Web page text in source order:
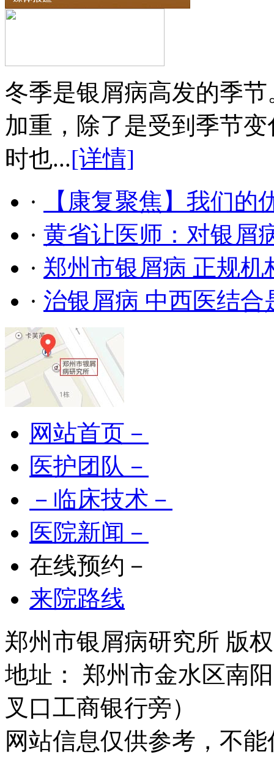
冬季是银屑病高发的季
加重，除了是受到季节
时也...[详情]
·
【康复聚焦】我们的
· 黄省让医师：对银屑
· 郑州市银屑病 正规机
· 治银屑病 中西医结合
网站首页－
医护团队－
－临床技术－
医院新闻－
在线预约－
来院路线
郑州市银屑病研究所 版
地址： 郑州市金水区南
叉口工商银行旁）
网站信息仅供参考，不